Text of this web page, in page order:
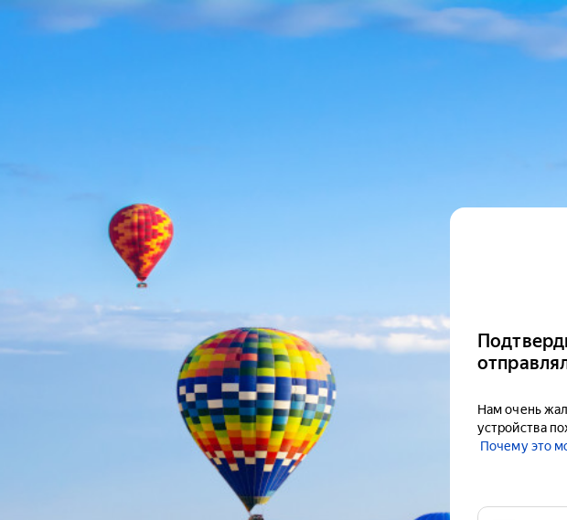
Нам очень
устройства
Почему это